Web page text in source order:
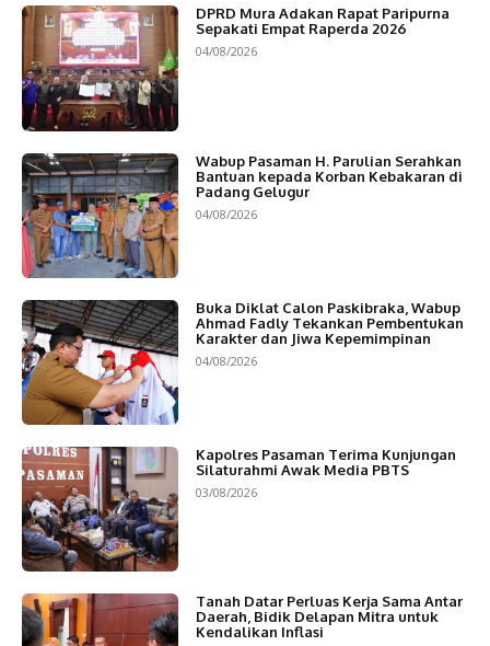
DPRD Mura Adakan Rapat Paripurna
Sepakati Empat Raperda 2026
04/08/2026
Wabup Pasaman H. Parulian Serahkan
Bantuan kepada Korban Kebakaran di
Padang Gelugur
04/08/2026
Buka Diklat Calon Paskibraka, Wabup
Ahmad Fadly Tekankan Pembentukan
Karakter dan Jiwa Kepemimpinan
04/08/2026
Kapolres Pasaman Terima Kunjungan
Silaturahmi Awak Media PBTS
03/08/2026
Tanah Datar Perluas Kerja Sama Antar
Daerah, Bidik Delapan Mitra untuk
Kendalikan Inflasi